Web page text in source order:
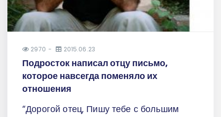
2970 2015.06.23
Подросток написал отцу письмо,
которое навсегда поменяло их
отношения
“Дорогой отец, Пишу тебе с большим